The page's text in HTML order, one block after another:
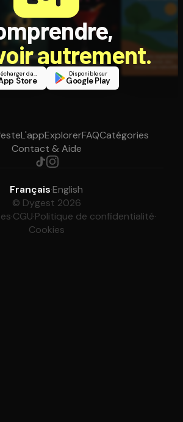
autrement.
Télécharger dans
Store
Disponible sur
Google Play
L'appExplorerFAQCatégories
Contact & Aide
Français·English
© Dygest 2026
·CGU·Politique de confidentialité·
Cookies